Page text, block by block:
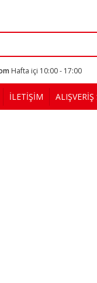
Hafta içi 10:00 - 17:00
İLETİŞİM ALIŞVERİŞ